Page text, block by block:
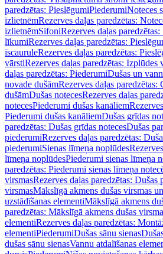
paredzētas: PieslēgumiPiederumiNoteces
izlietnēmRezerves daļas paredzētas:
izlietnēmSifoniRezerves daļas
līkumiRezerves daļas paredzētas:
īscauruleRezerves daļas paredzētas:
vārstiRezerves daļas paredzētas: Izplūdes
daļas paredzētas: PiederumiDušas un
novade dušāmRezerves daļas paredzētas:
dušāmDušas notecesRezerves daļas
notecesPiederumi dušas kanāliem
Piederumi dušas kanāliemDušas grīdas
paredzētas: Dušas grīdas notecesDušas
piederumiRezerves daļas paredzētas:
piederumiSienas līmeņa noplūdes
līmeņa noplūdesPiederumi sienas līmeņa
paredzētas: Piederumi sienas līmeņa
virsmasRezerves daļas paredzētas: Dušas
virsmasMākslīgā akmens dušas virsmas
uzstādīšanas elementiMākslīgā akmens
paredzētas: Mākslīgā akmens dušas
elementiRezerves daļas paredzētas:
elementiPiederumiDušas sānu sienas
dušas sānu sienasVannu atdalīšanas